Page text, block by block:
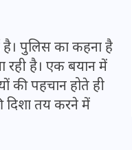
पुलिस का कहना है
है। एक बयान में
की पहचान होते ही
दिशा तय करने में
भावुक
यहीं